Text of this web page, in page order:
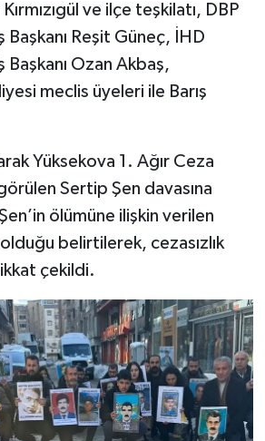
ve ilçe teşkilatı, DBP
Başkanı Reşit Güneç, İHD
Başkanı Ozan Akbaş,
meclis üyeleri ile Barış
Yüksekova 1. Ağır Ceza
Sertip Şen davasına
ölümüne ilişkin verilen
belirtilerek, cezasızlık
çekildi.